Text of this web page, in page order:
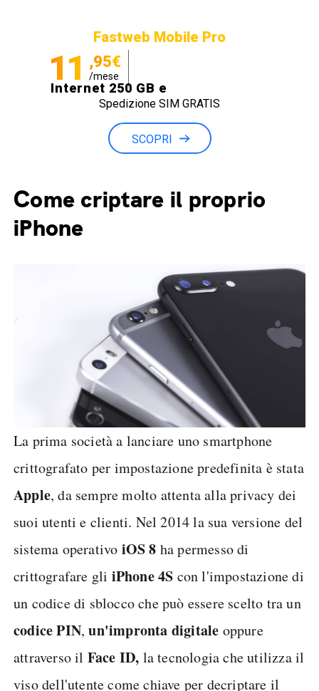
Fastweb Mobile Pro
11 ,95€
/mese
Internet 250 GB e
Minuti illimitati
Spedizione SIM GRATIS
SCOPRI
Come criptare il proprio
iPhone
La prima società a lanciare uno smartphone
crittografato per impostazione predefinita è stata
Apple, da sempre molto attenta alla privacy dei
suoi utenti e clienti. Nel 2014 la sua versione del
sistema operativo iOS 8 ha permesso di
crittografare gli iPhone 4S con l'impostazione di
un codice di sblocco che può essere scelto tra un
codice PIN,un'impronta digitale oppure
attraverso il Face ID, la tecnologia che utilizza il
viso dell'utente come chiave per decriptare il